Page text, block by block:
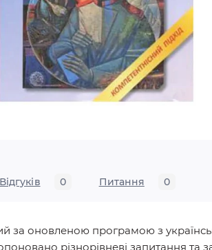
Відгуків 0 Питання 0
за оновленою програмою з
різнорівневі запитання та